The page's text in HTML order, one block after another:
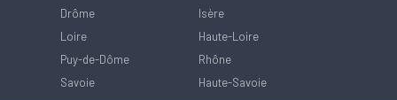
Drôme
Isère
Loire
Haute-Loire
Puy-de-Dôme
Rhône
Savoie
Haute-Savoie